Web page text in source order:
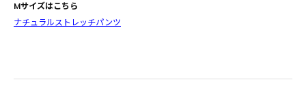
Mサイズはこちら
ナチュラルストレッチパンツ